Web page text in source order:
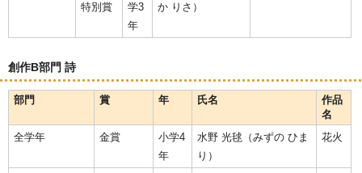
特別賞
学3
年
か りさ）
創作B部門 詩
部門 賞 年 氏名
作品
名
全学年
金賞
小学4
年
水野 光毬（みずの ひま
り）
花火